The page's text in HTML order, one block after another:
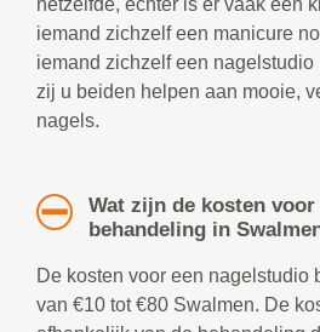
hetzelfde, echter is er vaak een
iemand zichzelf een manicure
iemand zichzelf een nagelstudio
zij u beiden helpen aan mooie,
nagels.
Wat zijn de kosten
behandeling in
De kosten voor een nagelstudio
van €10 tot €80 Swalmen. De